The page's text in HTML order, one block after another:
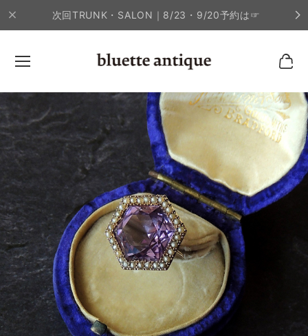
次回TRUNK・SALON｜8/23・9/20予約は☞